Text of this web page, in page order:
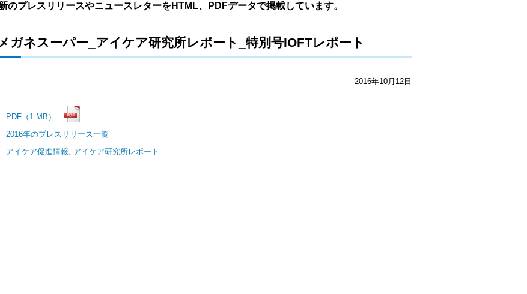
のプレスリリースやニュースレターをHTML、PDFデータで掲載しています。
ガネスーパー_アイケア研究所レポート_特別号IOFTレポート
2016年10月12日
PDF（1 MB）
2016年のプレスリリース一覧
アイケア促進情報, アイケア研究所レポート